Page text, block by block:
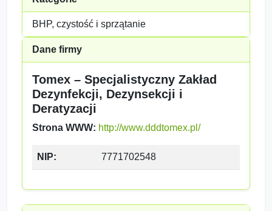
BHP, czystość i sprzątanie
Dane firmy
Tomex – Specjalistyczny Zakład
Dezynfekcji, Dezynsekcji i
Deratyzacji
Strona WWW: http://www.dddtomex.pl/
NIP: 7771702548